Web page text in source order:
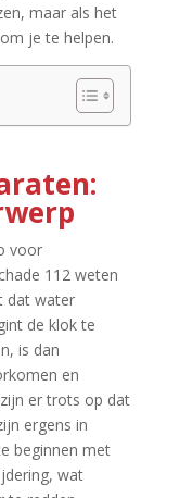
maar als het
je te helpen.​
voor
112 weten
dat water
de klok te
is dan
en
er trots op dat
ergens in
beginnen met
wat